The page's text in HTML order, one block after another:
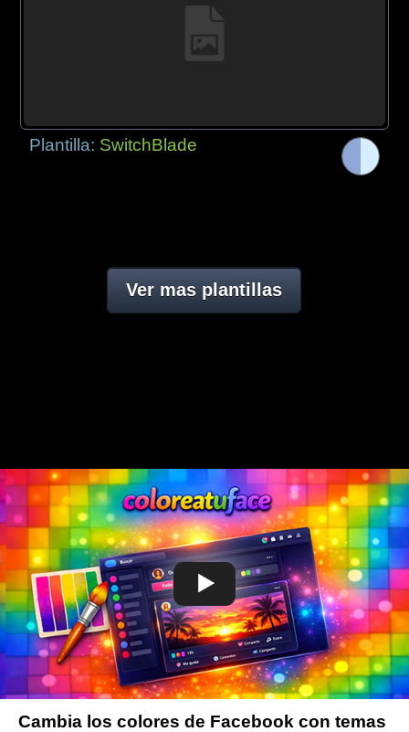
Plantilla: SwitchBlade
Ver mas plantillas
Cambia los colores de Facebook con temas